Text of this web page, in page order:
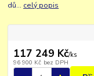
dů... celý popis
117 249 Kč/ks
96 900 Kč bez DPH